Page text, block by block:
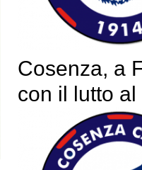
Cosenza, a
con il lutto